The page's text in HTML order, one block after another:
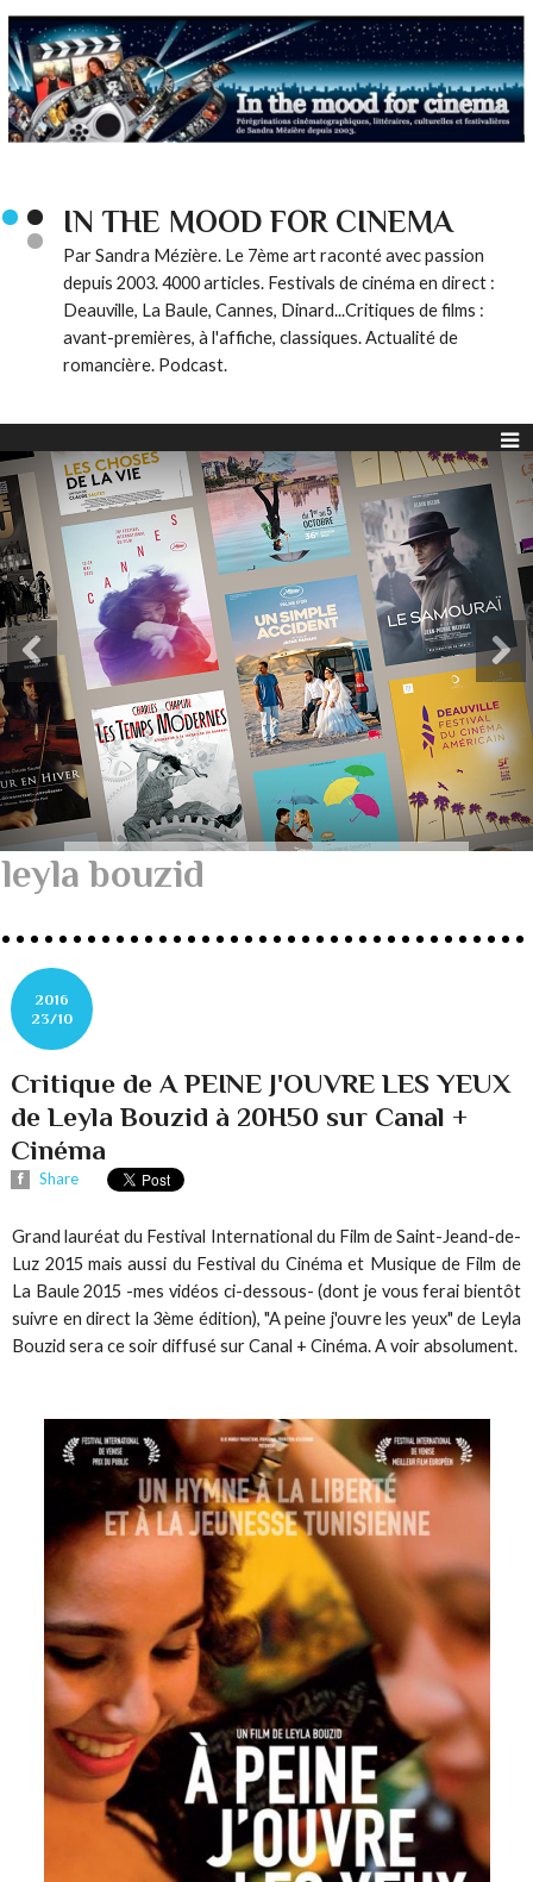
IN THE MOOD FOR CINEMA
Par Sandra Mézière. Le 7ème art raconté avec passion
depuis 2003. 4000 articles. Festivals de cinéma en direct :
Deauville, La Baule, Cannes, Dinard...Critiques de films :
avant-premières, à l'affiche, classiques. Actualité de
romancière. Podcast.
leyla bouzid
2016
23/10
Critique de A PEINE J'OUVRE LES YEUX
de Leyla Bouzid à 20H50 sur Canal +
Cinéma
Share
Grand lauréat du Festival International du Film de Saint-Jeand-de-
Luz 2015 mais aussi du Festival du Cinéma et Musique de Film de
La Baule 2015 -mes vidéos ci-dessous- (dont je vous ferai bientôt
suivre en direct la 3ème édition), "A peine j'ouvre les yeux" de Leyla
Bouzid sera ce soir diffusé sur Canal + Cinéma. A voir absolument.